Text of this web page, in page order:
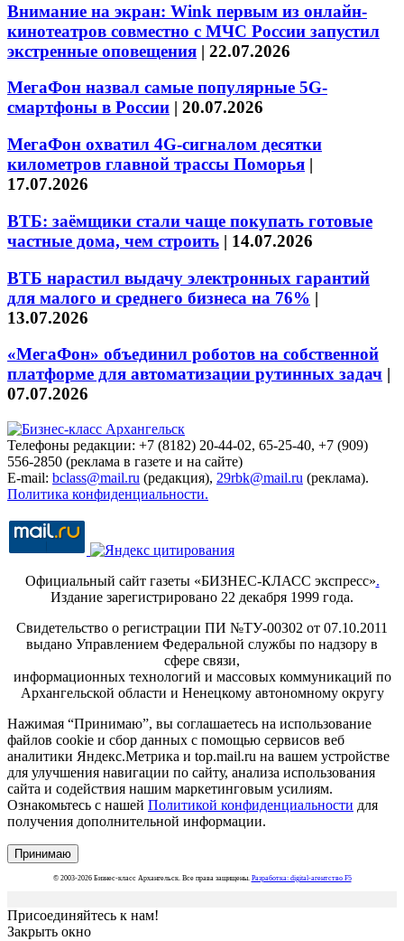
Внимание на экран: Wink первым из онлайн-
кинотеатров совместно с МЧС России запустил
экстренные оповещения | 22.07.2026
МегаФон назвал самые популярные 5G-
смартфоны в России | 20.07.2026
МегаФон охватил 4G-сигналом десятки
километров главной трассы Поморья |
17.07.2026
ВТБ: заёмщики стали чаще покупать готовые
частные дома, чем строить | 14.07.2026
ВТБ нарастил выдачу электронных гарантий
для малого и среднего бизнеса на 76% |
13.07.2026
«МегаФон» объединил роботов на собственной
платформе для автоматизации рутинных задач |
07.07.2026
Телефоны редакции: +7 (8182) 20-44-02, 65-25-40, +7 (909)
556-2850 (реклама в газете и на сайте)
E-mail: bclass@mail.ru (редакция), 29rbk@mail.ru (реклама).
Политика конфиденциальности.
Официальный сайт газеты «БИЗНЕС-КЛАСС экспресс».
Издание зарегистрировано 22 декабря 1999 года.
Свидетельство о регистрации ПИ №ТУ-00302 от 07.10.2011
выдано Управлением Федеральной службы по надзору в
сфере связи,
информационных технологий и массовых коммуникаций по
Архангельской области и Ненецкому автономному округу
Нажимая “Принимаю”, вы соглашаетесь на использование
файлов cookie и сбор данных с помощью сервисов веб
аналитики Яндекс.Метрика и top.mail.ru на вашем устройстве
для улучшения навигации по сайту, анализа использования
сайта и содействия нашим маркетинговым усилиям.
Ознакомьтесь с нашей Политикой конфиденциальности для
получения дополнительной информации.
Принимаю
© 2003-2026 Бизнес-класс Архангельск. Все права защищены. Разработка: digital-агентство F5
Присоединяйтесь к нам!
Закрыть окно